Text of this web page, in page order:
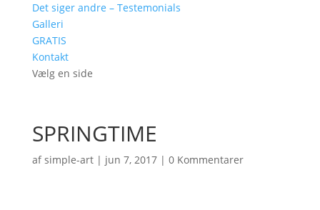
Det siger andre – Testemonials
Galleri
GRATIS
Kontakt
Vælg en side
SPRINGTIME
afsimple-art| jun 7, 2017| 0 Kommentarer